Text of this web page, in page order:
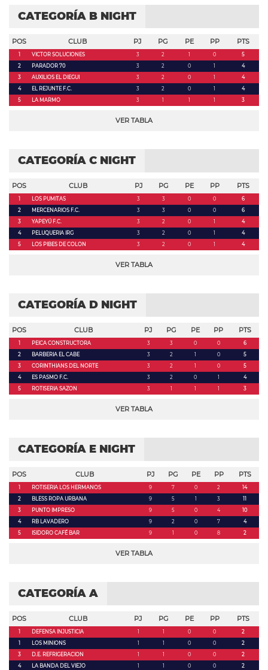
CATEGORÍA B NIGHT
POS CLUB PJ PG PE PP PTS
1 VICTOR SOLUCIONES 3 2 1 0
5
2
PARADOR 70 3 2 0 1
4
3
AUXILIOS EL DIEGUI 3 2 0 1
4
4
EL REJUNTE F.C. 3 2 0 1
4
5
LA MARMO 3 1 1 1 3
VER TABLA
CATEGORÍA C NIGHT
POS CLUB PJ PG PE PP PTS
1 LOS PUMITAS 3 3 0 0
6
2
MERCENARIOS F.C. 3 3 0 0
6
3
YAPEYÚ F.C. 3 2 0 1
4
4
PELUQUERIA IRG 3 2 0 1
4
5
LOS PIBES DE COLON 3 2 0 1 4
VER TABLA
CATEGORÍA D NIGHT
POS CLUB PJ PG PE PP PTS
1 PEICA CONSTRUCTORA 3 3 0 0
6
2
BARBERIA EL CABE 3 2 1 0
5
3
CORINTHIANS DEL NORTE 3 2 1 0
5
4
ES PASMO F.C. 3 2 0 1
4
5
ROTISERIA SAZON 3 1 1 1 3
VER TABLA
CATEGORÍA E NIGHT
POS CLUB PJ PG PE PP PTS
1 ROTISERIA LOS HERMANOS 9 7 0 2
14
2
BLESS ROPA URBANA 9 5 1 3
11
3
PUNTO IMPRESO 9 5 0 4
10
4
RB LAVADERO 9 2 0 7
4
5
ISIDORO CAFÉ BAR 9 1 0 8 2
VER TABLA
CATEGORÍA A
POS CLUB PJ PG PE PP PTS
1 DEFENSA INJUSTICIA 1 1 0 0
2
1
LOS MINIONS 1 1 0 0
2
3
D.E. REFRIGERACION 1 1 0 0
2
4
LA BANDA DEL VIEJO 1 1 0 0
2